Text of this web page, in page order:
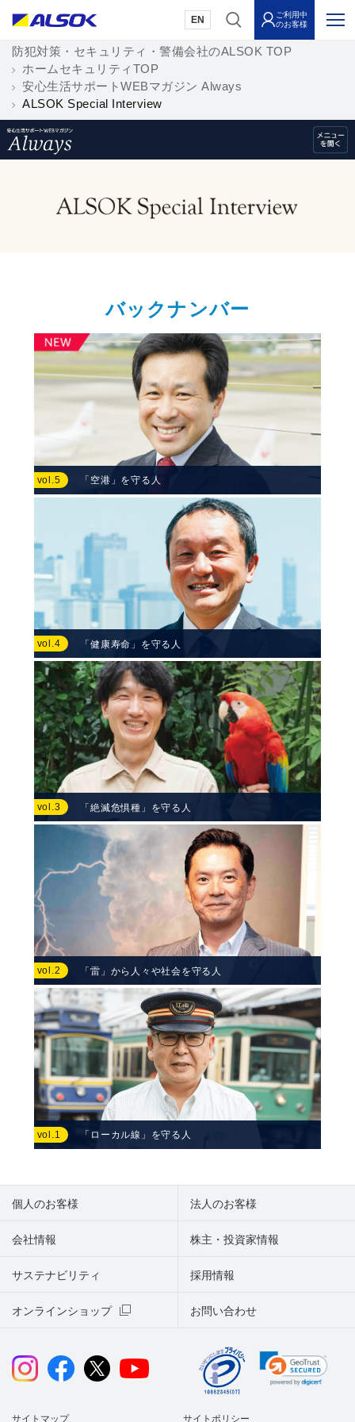
EN
ご利用中
のお客様
防犯対策・セキュリティ・警備会社のALSOK TOP
ホームセキュリティTOP
安心生活サポートWEBマガジン Always
ALSOK Special Interview
バックナンバー
vol.5 「空港」を守る人
vol.4 「健康寿命」を守る人
vol.3 「絶滅危惧種」を守る人
vol.2 「雷」から人々や社会を守る人
vol.1 「ローカル線」を守る人
個人のお客様 法人のお客様
会社情報 株主・投資家情報
サステナビリティ
オンラインショップ お問い合わせ
採用情報
サイトマップ サイトポリシー